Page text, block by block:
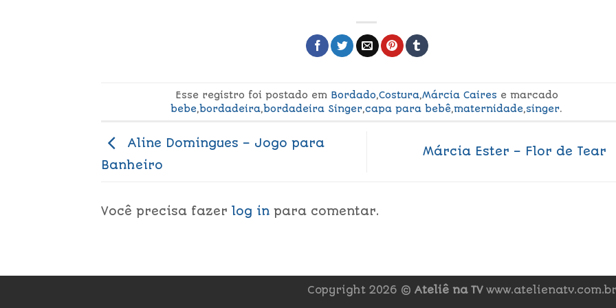
Esse registro foi postado em Bordado,Costura,Márcia Caires e marcado
bebe,bordadeira,bordadeira Singer,capa para bebê,maternidade,singer.
Aline Domingues – Jogo para
Banheiro
Márcia Ester – Flor de Tear
Você precisa fazer log in para comentar.
Copyright 2026 © Ateliê na TV